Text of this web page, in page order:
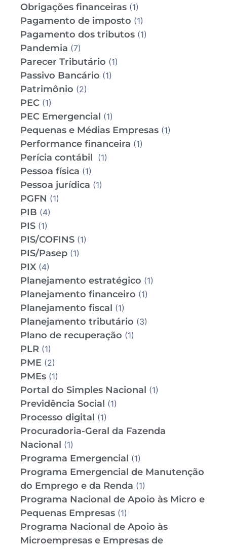
Obrigações financeiras (1)
Pagamento de imposto (1)
Pagamento dos tributos (1)
Pandemia (7)
Parecer Tributário (1)
Passivo Bancário (1)
Patrimônio (2)
PEC (1)
PEC Emergencial (1)
Pequenas e Médias Empresas (1)
Performance financeira (1)
Perícia contábil (1)
Pessoa física (1)
Pessoa jurídica (1)
PGFN (1)
PIB (4)
PIS (1)
PIS/COFINS (1)
PIS/Pasep (1)
PIX (4)
Planejamento estratégico (1)
Planejamento financeiro (1)
Planejamento fiscal (1)
Planejamento tributário (3)
Plano de recuperação (1)
PLR (1)
PME (2)
PMEs (1)
Portal do Simples Nacional (1)
Previdência Social (1)
Processo digital (1)
Procuradoria-Geral da Fazenda
Nacional (1)
Programa Emergencial (1)
Programa Emergencial de Manutenção
do Emprego e da Renda (1)
Programa Nacional de Apoio às Micro e
Pequenas Empresas (1)
Programa Nacional de Apoio às
Microempresas e Empresas de